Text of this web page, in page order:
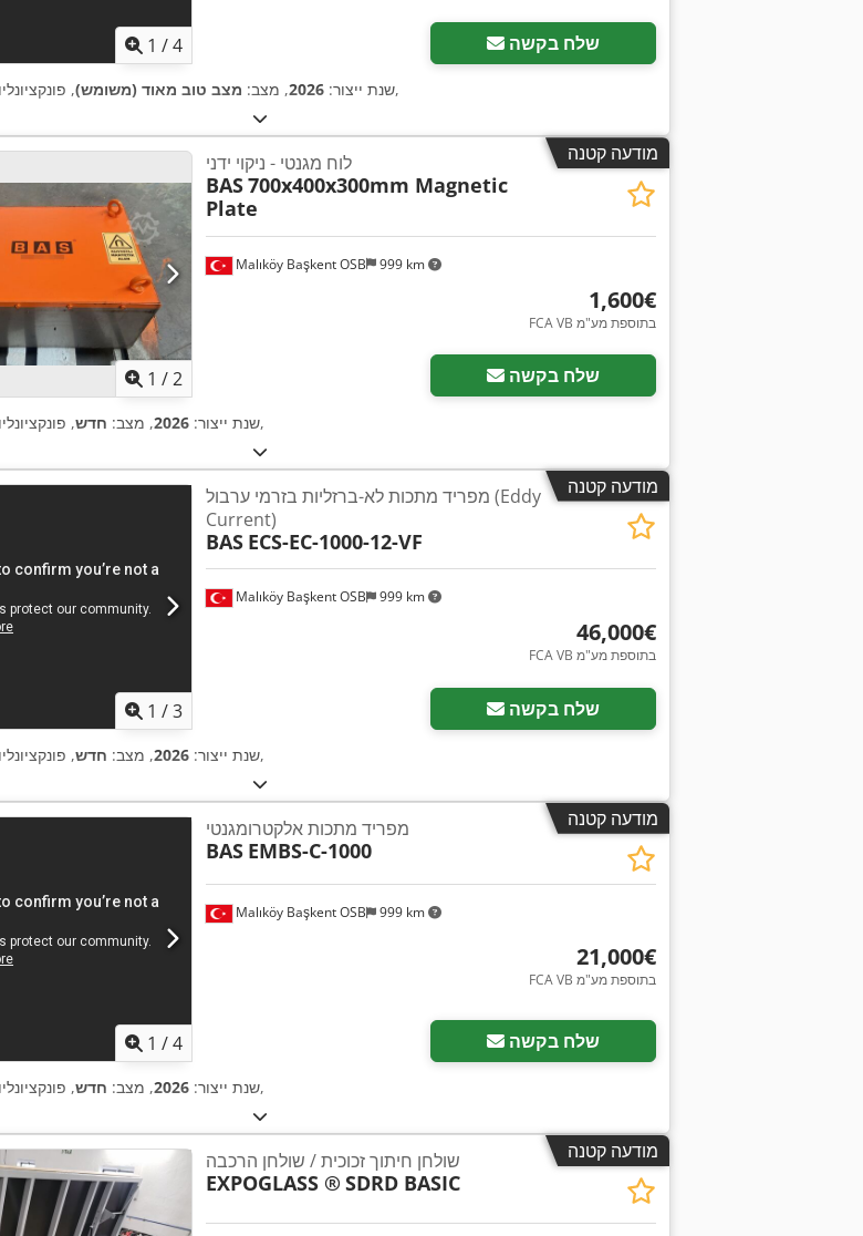
1 /4 שלח בקשה
שנת ייצור: 2026, מצב: מצב טוב מאוד (משומש), ,
מודעה קטנה
בקש תמונות נוספות
1 /2
Malıköy Başkent OSB 999 km
לוח מגנטי - ניקוי ידני
BAS700x400x300mm Magnetic
Plate
‏1,600 ‏€
FCA VB בתוספת מע"מ
שלח בקשה
שנת ייצור: 2026, מצב: חדש, ,
מודעה קטנה
1 /3
Malıköy Başkent OSB 999 km
מפריד מתכות לא-ברזליות בזרמי ערבול (Eddy
Current)
BAS ECS-EC-1000-12-VF
‏46,000 ‏€
FCA VB בתוספת מע"מ
שלח בקשה
שנת ייצור: 2026, מצב: חדש, ,
מודעה קטנה
1 /4
Malıköy Başkent OSB 999 km
מפריד מתכות אלקטרומגנטי
BAS EMBS-C-1000
‏21,000 ‏€
FCA VB בתוספת מע"מ
שלח בקשה
שנת ייצור: 2026, מצב: חדש, ,
מודעה קטנה שולחן חיתוך זכוכית / שולחן הרכבה
EXPOGLASS ® SDRD BASIC